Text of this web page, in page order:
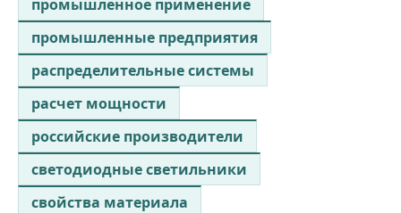
промышленное применение
промышленные предприятия
распределительные системы
расчет мощности
российские производители
светодиодные светильники
свойства материала